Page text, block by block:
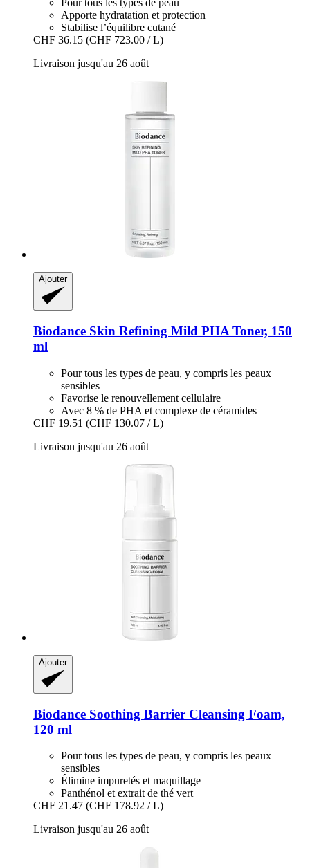
Pour tous les types de peau
Apporte hydratation et protection
Stabilise l’équilibre cutané
CHF 36.15 (CHF 723.00 / L)
Livraison jusqu'au 26 août
Ajouter
Biodance Skin Refining Mild PHA Toner, 150
ml
Pour tous les types de peau, y compris les peaux
sensibles
Favorise le renouvellement cellulaire
Avec 8 % de PHA et complexe de céramides
CHF 19.51 (CHF 130.07 / L)
Livraison jusqu'au 26 août
Ajouter
Biodance Soothing Barrier Cleansing Foam,
120 ml
Pour tous les types de peau, y compris les peaux
sensibles
Élimine impuretés et maquillage
Panthénol et extrait de thé vert
CHF 21.47 (CHF 178.92 / L)
Livraison jusqu'au 26 août